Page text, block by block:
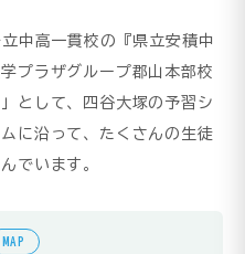
中高一貫校の『県立安積中
プラザグループ郡山本部校
として、四谷大塚の予習シ
に沿って、たくさんの生徒
でいます。
MAP